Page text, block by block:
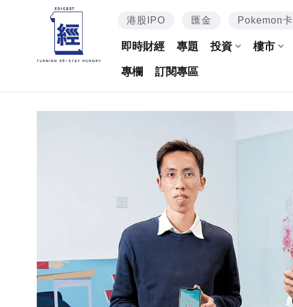
港股IPO 匯金 Pokemon卡
即時財經 專題 投資 樓市
專欄 訂閱專區